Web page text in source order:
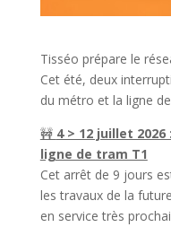
Tisséo prépare le
Cet été, deux
du métro et la ligne
🚧 4 > 12 juillet
ligne de tram T1
Cet arrêt de 9 jours
les travaux de la
en service très